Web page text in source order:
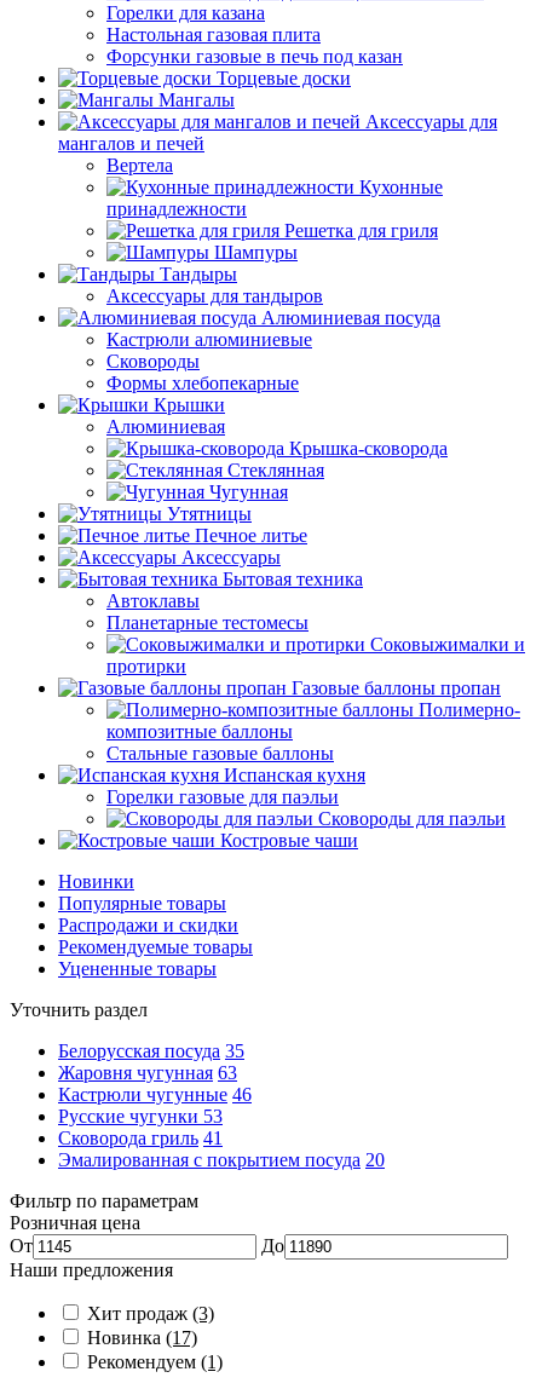
Горелки для казана
Настольная газовая плита
Форсунки газовые в печь под казан
Торцевые доски
Мангалы
Аксессуары для
мангалов и печей
Вертела
Кухонные
принадлежности
Решетка для гриля
Шампуры
Тандыры
Аксессуары для тандыров
Алюминиевая посуда
Кастрюли алюминиевые
Сковороды
Формы хлебопекарные
Крышки
Алюминиевая
Крышка-сковорода
Стеклянная
Чугунная
Утятницы
Печное литье
Аксессуары
Бытовая техника
Автоклавы
Планетарные тестомесы
Соковыжималки и
протирки
Газовые баллоны пропан
Полимерно-
композитные баллоны
Стальные газовые баллоны
Испанская кухня
Горелки газовые для паэльи
Сковороды для паэльи
Костровые чаши
Новинки
Популярные товары
Распродажи и скидки
Рекомендуемые товары
Уцененные товары
Уточнить раздел
Белорусская посуда 35
Жаровня чугунная 63
Кастрюли чугунные 46
Русские чугунки 53
Сковорода гриль 41
Эмалированная с покрытием посуда 20
Фильтр по параметрам
Розничная цена
От
До
Наши предложения
Хит продаж (3)
Новинка (17)
Рекомендуем (1)